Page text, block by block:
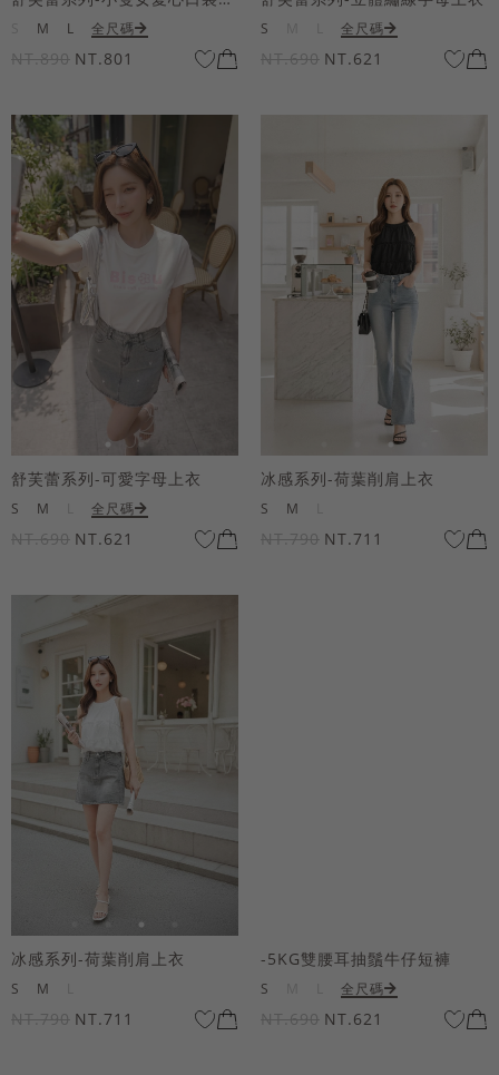
M L 全尺碼
NT.890 NT.801
S 全尺碼
NT.690 NT.621
舒芙蕾系列-可愛字母上衣
S M 全尺碼
NT.690 NT.621
冰感系列-荷葉削肩上衣
S M
NT.790 NT.711
冰感系列-荷葉削肩上衣
S M
NT.790 NT.711
-5KG雙腰耳抽鬚牛仔短褲
S 全尺碼
NT.690 NT.621